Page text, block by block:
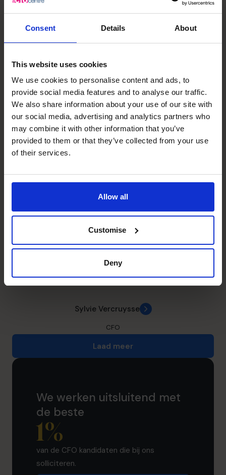
Consent Details About
This website uses cookies
We use cookies to personalise content and ads, to
provide social media features and to analyse our traffic.
We also share information about your use of our site with
our social media, advertising and analytics partners who
may combine it with other information that you’ve
provided to them or that they’ve collected from your use
of their services.
Allow all
Customise
Deny
Sven Van Hout
Sylvie Vercruysse
CFO
Laad meer
We werken uitsluitend met
de beste
1%
van de CFO kandidaten die bij ons
solliciteren.